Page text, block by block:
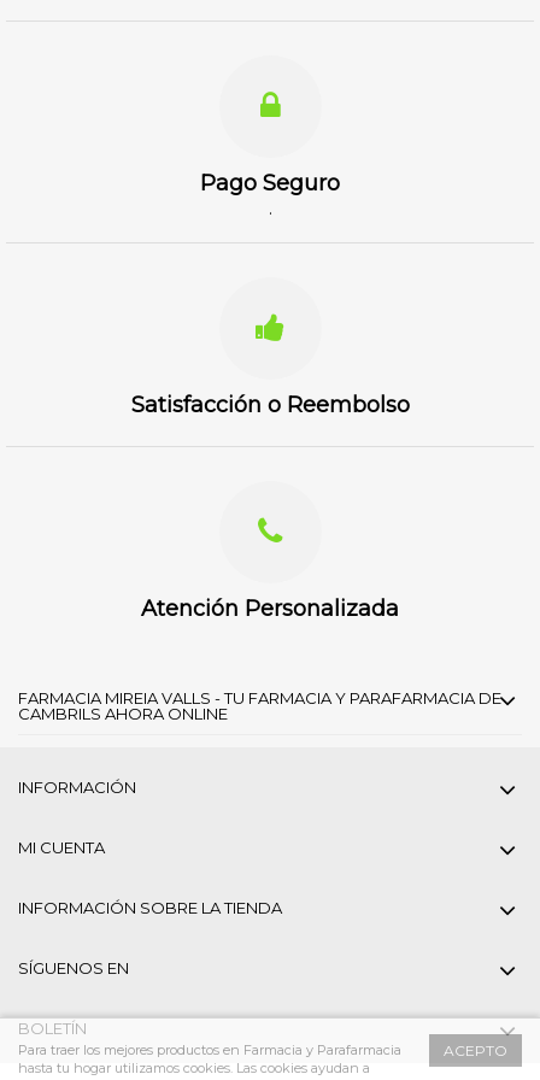
Pago Seguro
.
Satisfacción o Reembolso
Atención Personalizada
FARMACIA MIREIA VALLS - TU FARMACIA Y PARAFARMACIA DE
CAMBRILS AHORA ONLINE
INFORMACIÓN
MI CUENTA
INFORMACIÓN SOBRE LA TIENDA
SÍGUENOS EN
BOLETÍN
ACEPTO
Para traer los mejores productos en Farmacia y Parafarmacia
hasta tu hogar utilizamos cookies. Las cookies ayudan a